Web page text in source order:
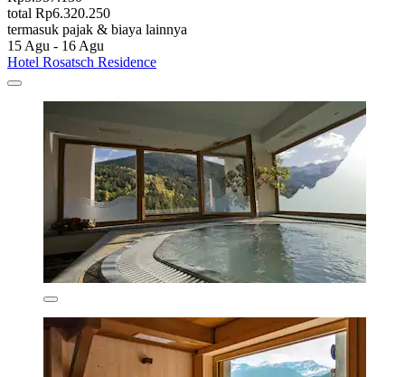
total Rp6.320.250
termasuk pajak & biaya lainnya
15 Agu - 16 Agu
Hotel Rosatsch Residence